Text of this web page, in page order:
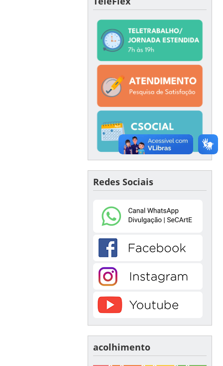
Redes Sociais
acolhimento